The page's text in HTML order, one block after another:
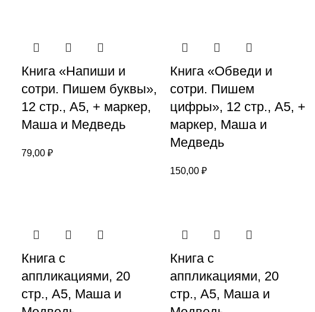
Книга «Напиши и
сотри. Пишем буквы»,
12 стр., А5, + маркер,
Маша и Медведь
79,00 ₽
Книга «Обведи и
сотри. Пишем
цифры», 12 стр., А5, +
маркер, Маша и
Медведь
150,00 ₽
Книга с
аппликациями, 20
стр., А5, Маша и
Книга с
аппликациями, 20
стр., А5, Маша и